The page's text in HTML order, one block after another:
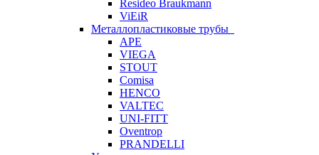
Resideo Braukmann
ViEiR
Металлопластиковые трубы
APE
VIEGA
STOUT
Comisa
HENCO
VALTEC
UNI-FITT
Oventrop
PRANDELLI